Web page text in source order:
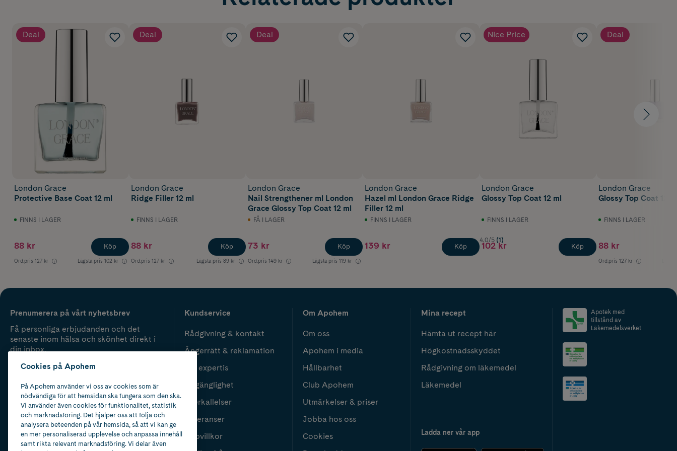
Deal
London Grace
Protective Base Coat 12 ml
FINNS I LAGER
88 kr
Ord.pris 127 kr Lägsta pris 102 kr
Köp
Deal
London Grace
Ridge Filler 12 ml
FINNS I LAGER
88 kr
Ord.pris 127 kr Lägsta pris 89 kr
Köp
Deal
London Grace
Nail Strengthener ml London
Grace Glossy Top Coat 12 ml
FÅ I LAGER
73 kr
Ord.pris 149 kr Lägsta pris 119 kr
Köp
London Grace
Hazel ml London Grace Ridge
Filler 12 ml
FINNS I LAGER
139 kr Köp
Nice Price
London Grace
Glossy Top Coat 12 ml
FINNS I LAGER
4.0/5 (1)
102 kr Köp
Deal
London Grace
Glossy Top Coat 12
FINNS I LAGER
88 kr
Ord.pris 127 kr
Prenumerera på vårt nyhetsbrev
Få personliga erbjudanden och det
senaste inom hälsa och skönhet direkt i
din inbox.
Kundservice
Rådgivning & kontakt
Ångerrätt & reklamation
Vår expertis
Tillgänglighet
Återkallelser
Leveranser
Köpvillkor
Om Apohem
Om oss
Apohem i media
Hållbarhet
Club Apohem
Utmärkelser & priser
Jobba hos oss
Cookies
Mina recept
Hämta ut recept här
Högkostnadsskyddet
Rådgivning om läkemedel
Läkemedel
Ladda ner vår app
Apotek med
tillstånd av
Läkemedelsverket
Cookies på Apohem
På Apohem använder vi oss av cookies som är
nödvändiga för att hemsidan ska fungera som den ska.
Vi använder även cookies för funktionalitet, statistik
och marknadsföring. Det hjälper oss att följa och
analysera beteenden på vår hemsida, så att vi kan ge
en mer personaliserad upplevelse och anpassa innehåll
samt rikta relevant marknadsföring. Vi delar även